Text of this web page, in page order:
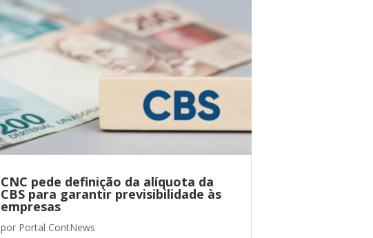
CNC pede definição da alíquota da
CBS para garantir previsibilidade às
empresas
por Portal ContNews